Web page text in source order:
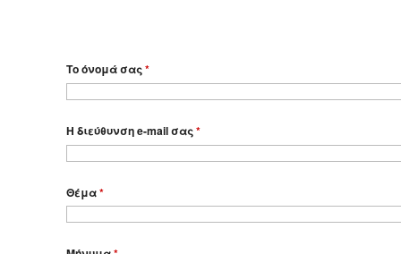
Το όνομά σας*
Η διεύθυνση e-mail σας*
Θέμα*